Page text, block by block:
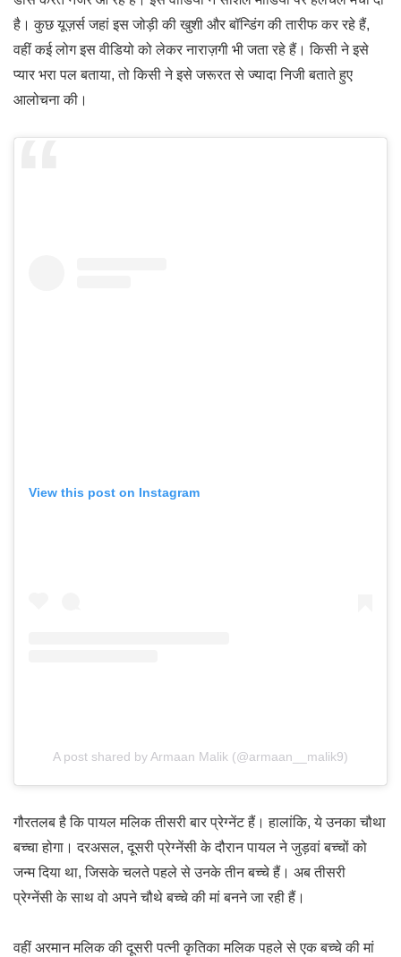
है। कुछ यूज़र्स जहां इस जोड़ी की खुशी और बॉन्डिंग की तारीफ कर रहे हैं,
वहीं कई लोग इस वीडियो को लेकर नाराज़गी भी जता रहे हैं। किसी ने इसे
प्यार भरा पल बताया, तो किसी ने इसे जरूरत से ज्यादा निजी बताते हुए
आलोचना की।
View this post on Instagram
A post shared by Armaan Malik (@armaan__malik9)
गौरतलब है कि पायल मलिक तीसरी बार प्रेग्नेंट हैं। हालांकि, ये उनका चौथा
बच्चा होगा। दरअसल, दूसरी प्रेग्नेंसी के दौरान पायल ने जुड़वां बच्चों को
जन्म दिया था, जिसके चलते पहले से उनके तीन बच्चे हैं। अब तीसरी
प्रेग्नेंसी के साथ वो अपने चौथे बच्चे की मां बनने जा रही हैं।
वहीं अरमान मलिक की दूसरी पत्नी कृतिका मलिक पहले से एक बच्चे की मां